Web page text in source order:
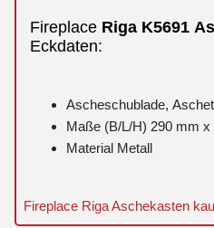
Fireplace Riga K5691
Eckdaten:
Ascheschublade,
Maße (B/L/H) 290 mm
Material Metall
Fireplace Riga Aschekasten